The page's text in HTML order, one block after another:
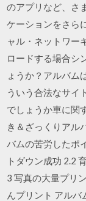
のアプリなど、さ
ケーションをさら
ャル・ネットワー
ロードする場合シ
ょうか？アルバ
ういう合法なサイ
でしょうか車に関
き＆ざっくりアル
バムの苦労したポ
トダウン成功 2.2
3 写真の大量プリ
んプリント アル